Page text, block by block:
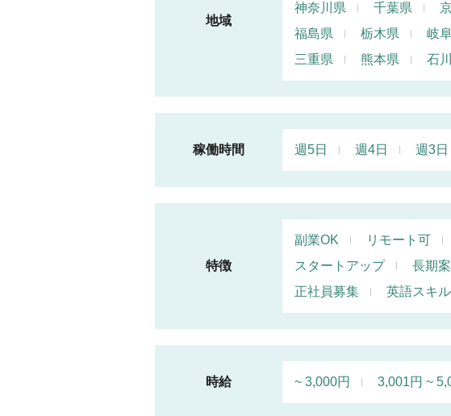
地域
神奈川県
千葉県
福島県
栃木県 岐
三重県
熊本県 石
稼働時間 週5日 週4日 週3日
特徴
副業OK リモート可
スタートアップ
長期
正社員募集
英語スキ
時給 ~ 3,000円 3,001円 ~